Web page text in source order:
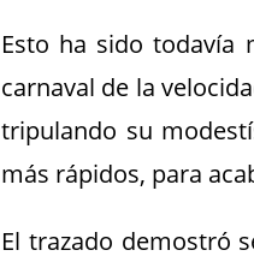
Esto ha sido todavía
carnaval de la
tripulando su
más rápidos, para
El trazado demostró